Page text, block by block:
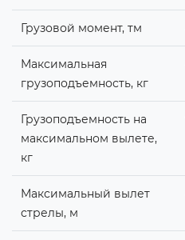
Грузовой момент, тм
Максимальная
грузоподъемность, кг
Грузоподъемность на
максимальном вылете,
кг
Максимальный вылет
стрелы, м